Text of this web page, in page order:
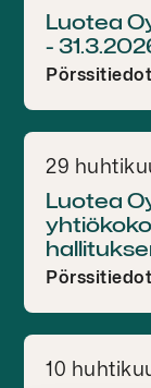
Luotea
-
29
Luotea
10